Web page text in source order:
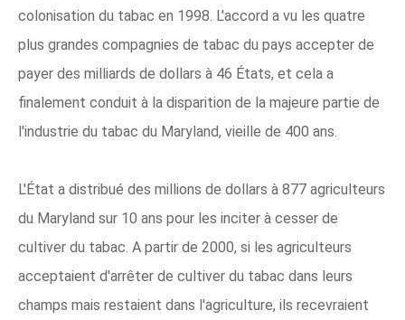
colonisation du tabac en 1998. L'accord a vu les quatre
plus grandes compagnies de tabac du pays accepter de
payer des milliards de dollars à 46 États, et cela a
finalement conduit à la disparition de la majeure partie de
l'industrie du tabac du Maryland, vieille de 400 ans.
L'État a distribué des millions de dollars à 877 agriculteurs
du Maryland sur 10 ans pour les inciter à cesser de
cultiver du tabac. A partir de 2000, si les agriculteurs
acceptaient d'arrêter de cultiver du tabac dans leurs
champs mais restaient dans l'agriculture, ils recevraient